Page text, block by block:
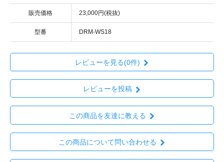
販売価格 23,000円(税抜)
型番 DRM-WS18
レビューを見る(0件)
レビューを投稿
この商品を友達に教える
この商品について問い合わせる